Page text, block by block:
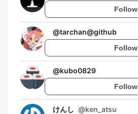
Follow
@tarchan@github
Follow
@kubo0829
Follow
けんし @ken_atsu